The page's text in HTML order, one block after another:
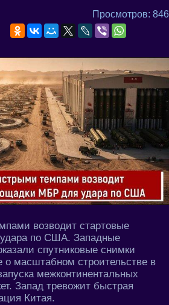
Просмотров: 846
возводит стартовые
по США. Западные
спутниковые снимки
о масштабном строительстве в
межконтинентальных
Запад тревожит быстрая
Китая.